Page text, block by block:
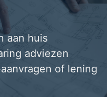
aan huis
adviezen
of lening